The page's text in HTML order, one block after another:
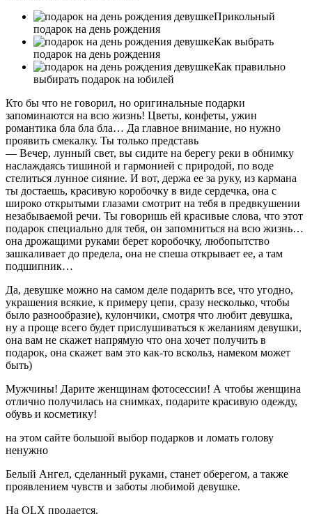
Прикольный
подарок на день рождения
Как выбрать
подарок на день рождения
Как правильно
выбирать подарок на юбилей
Кто бы что не говорил, но оригинальные подарки
запоминаются на всю жизнь! Цветы, конфеты, ужин
романтика бла бла бла… Да главное внимание, но нужно
проявить смекалку. Ты только представь
— Вечер, лунный свет, вы сидите на берегу реки в обнимку
наслаждаясь тишиной и гармонией с природой, по воде
стелиться лунное сияние. И вот, держа ее за руку, из кармана
ты достаешь, красивую коробочку в виде сердечка, она с
широко открытыми глазами смотрит на тебя в предвкушении
незабываемой речи. Ты говоришь ей красивые слова, что этот
подарок специально для тебя, он запомниться на всю жизнь…
она дрожащими руками берет коробочку, любопытство
зашкаливает до предела, она не спеша открывает ее, а там
подшипник…
Да, девушке можно на самом деле подарить все, что угодно,
украшения всякие, к примеру цепи, сразу несколько, чтобы
было разнообразие), кулончики, смотря что любит девушка,
ну а проще всего будет прислушиваться к желаниям девушки,
она вам не скажет напрямую что она хочет получить в
подарок, она скажет вам это как-то вскольз, намеком может
быть)
Мужчины! Дарите женщинам фотосессии! А чтобы женщина
отлично получилась на снимках, подарите красивую одежду,
обувь и косметику!
на этом сайте большой выбор подарков и ломать голову
ненужно
Белый Ангел, сделанный руками, станет оберегом, а также
проявлением чувств и заботы любимой девушке.
На OLX продается.